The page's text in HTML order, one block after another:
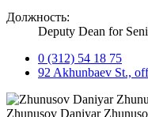
Должность:
Deputy Dean for
0 (312) 54 18 75
92 Akhunbaev St.,
Zhunusov Daniyar